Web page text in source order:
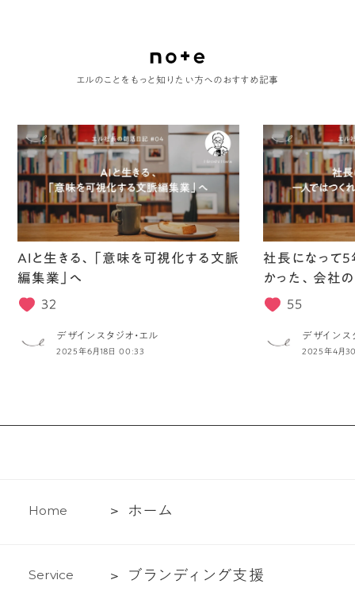
エルのことをもっと知りたい方へのおすすめ記事
AIと生きる、「意味を可視化する文脈
編集業」へ
32
デザインスタジオ・エル
2025年6月18日 00:33
社長になって5
かった、会社
55
デザインス
2025年4月
Home
ホ
ホーム
Service
ブ
ブラ ン ディ ン グ支援